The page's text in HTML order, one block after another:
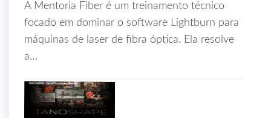
A Mentoria Fiber é um treinamento técnico
focado em dominar o software Lightburn para
máquinas de laser de fibra óptica. Ela resolve
a…